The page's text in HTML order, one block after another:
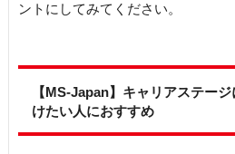
ントにしてみてください。
【MS-Japan】キャリアステー
けたい人におすすめ